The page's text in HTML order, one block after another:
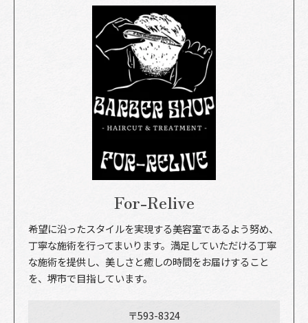
For-Relive
希望に沿ったスタイルを実現する美容室であるよう努め、
丁寧な施術を行ってまいります。満足していただける丁寧
な施術を提供し、美しさと癒しの時間をお届けすること
を、堺市で目指しています。
〒593-8324